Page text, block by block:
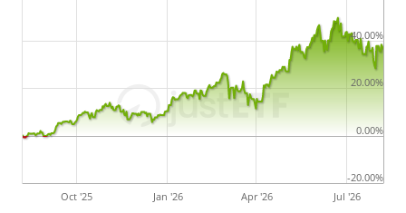
Oct '25 Jan '26 Apr '26 Jul '26
-20.00%
0.00%
20.00%
40.00%